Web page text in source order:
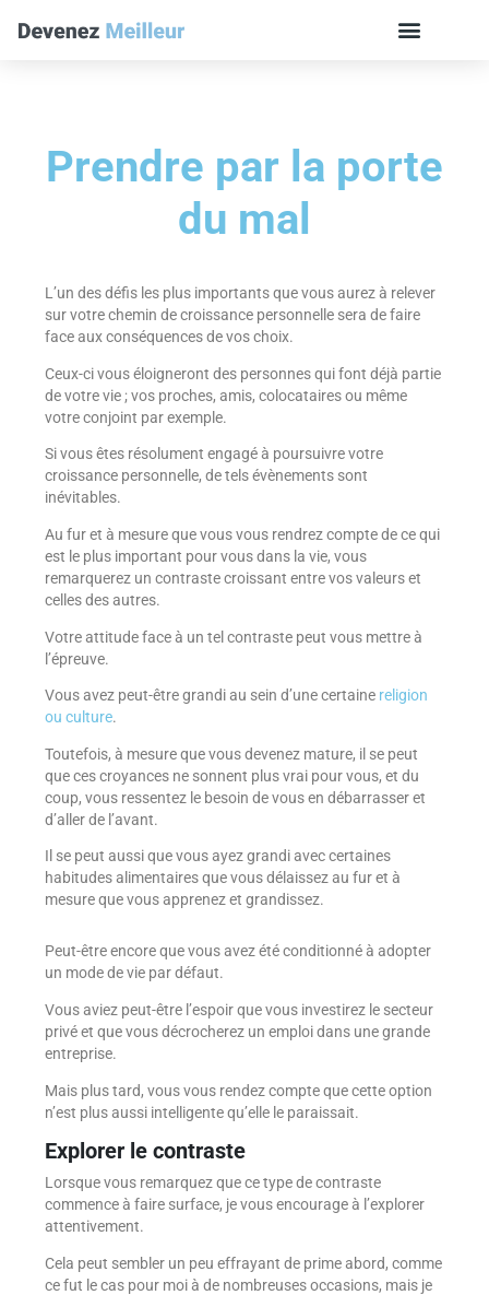
Prendre par la porte
du mal
L’un des défis les plus importants que vous aurez à relever
sur votre chemin de croissance personnelle sera de faire
face aux conséquences de vos choix.
Ceux-ci vous éloigneront des personnes qui font déjà partie
de votre vie ; vos proches, amis, colocataires ou même
votre conjoint par exemple.
Si vous êtes résolument engagé à poursuivre votre
croissance personnelle, de tels évènements sont
inévitables.
Au fur et à mesure que vous vous rendrez compte de ce qui
est le plus important pour vous dans la vie, vous
remarquerez un contraste croissant entre vos valeurs et
celles des autres.
Votre attitude face à un tel contraste peut vous mettre à
l’épreuve.
Vous avez peut-être grandi au sein d’une certaine religion
ou culture.
Toutefois, à mesure que vous devenez mature, il se peut
que ces croyances ne sonnent plus vrai pour vous, et du
coup, vous ressentez le besoin de vous en débarrasser et
d’aller de l’avant.
Il se peut aussi que vous ayez grandi avec certaines
habitudes alimentaires que vous délaissez au fur et à
mesure que vous apprenez et grandissez.
Peut-être encore que vous avez été conditionné à adopter
un mode de vie par défaut.
Vous aviez peut-être l’espoir que vous investirez le secteur
privé et que vous décrocherez un emploi dans une grande
entreprise.
Mais plus tard, vous vous rendez compte que cette option
n’est plus aussi intelligente qu’elle le paraissait.
Explorer le contraste
Lorsque vous remarquez que ce type de contraste
commence à faire surface, je vous encourage à l’explorer
attentivement.
Cela peut sembler un peu effrayant de prime abord, comme
ce fut le cas pour moi à de nombreuses occasions, mais je